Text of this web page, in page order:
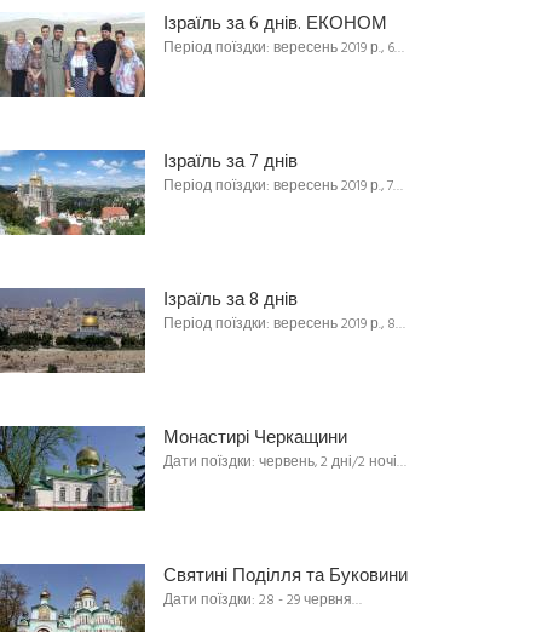
Ізраїль за 6 днів. ЕКОНОМ
Період поїздки: вересень 2019 р., 6…
Ізраїль за 7 днів
Період поїздки: вересень 2019 р., 7…
Ізраїль за 8 днів
Період поїздки: вересень 2019 р., 8…
Монастирі Черкащини
Дати поїздки: червень, 2 дні/2 ночі…
Святині Поділля та Буковини
Дати поїздки: 28 - 29 червня…